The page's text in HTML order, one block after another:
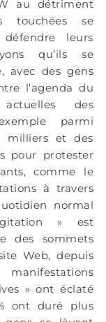
au détriment
touchées se
leurs
qu’ils se
avec des gens
l’agenda du
des
parmi
milliers et des
pour protester
comme le
à travers
normal
» est
des sommets
Web, depuis
» ont éclaté
ont duré plus